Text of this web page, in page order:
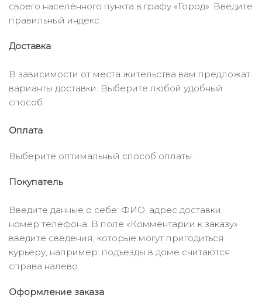
своего населённого пункта в графу «Город». Введите
правильный индекс.
Доставка
В зависимости от места жительства вам предложат
варианты доставки. Выберите любой удобный
способ.
Оплата
Выберите оптимальный способ оплаты.
Покупатель
Введите данные о себе: ФИО, адрес доставки,
номер телефона. В поле «Комментарии к заказу»
введите сведения, которые могут пригодиться
курьеру, например: подъезды в доме считаются
справа налево.
Оформление заказа